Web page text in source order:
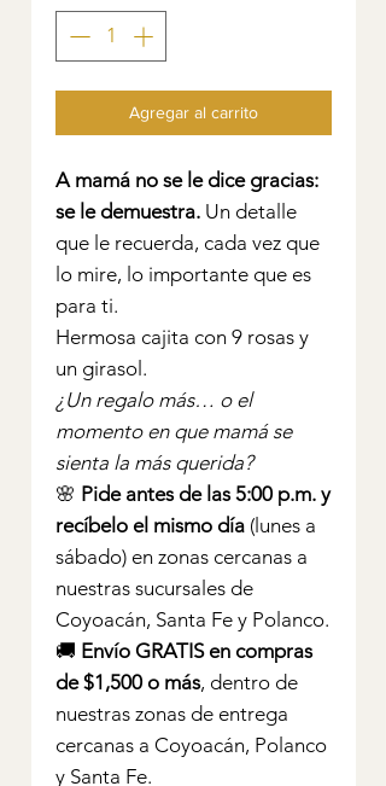
Agregar al carrito
A mamá no se le dice gracias:
se le demuestra. Un detalle
que le recuerda, cada vez que
lo mire, lo importante que es
para ti.
Hermosa cajita con 9 rosas y
un girasol.
¿Un regalo más… o el
momento en que mamá se
sienta la más querida?
🌸 Pide antes de las 5:00 p.m. y
recíbelo el mismo día (lunes a
sábado) en zonas cercanas a
nuestras sucursales de
Coyoacán, Santa Fe y Polanco.
🚚 Envío GRATIS en compras
de $1,500 o más, dentro de
nuestras zonas de entrega
cercanas a Coyoacán, Polanco
y Santa Fe.